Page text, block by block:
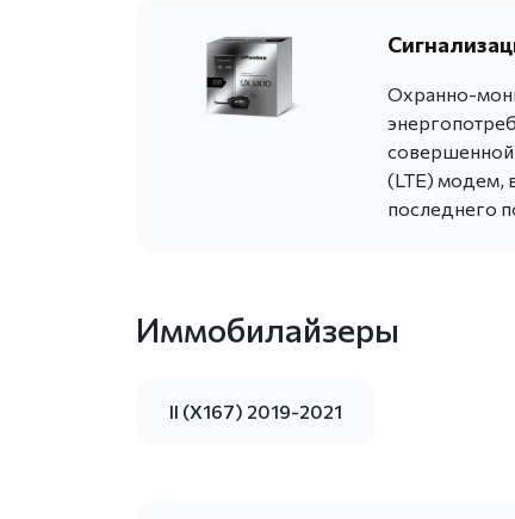
Охранно-
совершенной
(LTE) модем,
последнего
Иммобилайзеры
II (X167) 2019-2021